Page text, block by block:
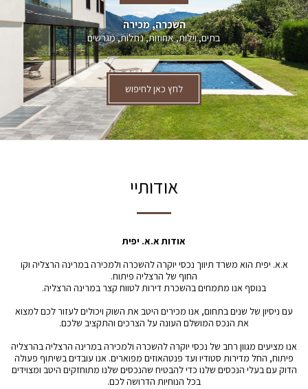
השכרה, מכירה
בתים, וילות, אחוזות, נחלות, מגרשים
לחץ כאן לחיפוש
אודותיי
אודות א.א. יפית
א.א. יפית הוא משרד תיווך נכסי יוקרה להשכרה ולמכירה במרינה הרצליה וקו
החוף של הרצליה פיתוח.
בנוסף אנו מתמחים בהשכרת דירות לטווח קצר במרינה הרצליה.
עם ניסיון של שנים בתחום, אנו מכירים היטב את השוק ויכולים לעזור לכם למצוא
את הנכס המושלם העונה על הצרכים והתקציב שלכם.
אנו מציעים מגוון רחב של נכסי יוקרה להשכרה ולמכירה במרינה הרצליה בהרצליה
פיתוח, החל מדירות סטודיו ועד פנטהאוזים מפוארים. אנו עובדים בשיתוף פעולה
הדוק עם בעלי הנכסים שלנו כדי להבטיח שהנכסים שלנו מתוחזקים היטב ומצוידים
בכל הנוחיות הדרושה לכם.